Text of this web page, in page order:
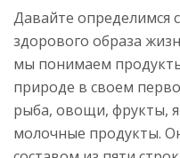
Давайте определимся
здорового образа
мы понимаем
природе в своем
рыба, овощи, фрукты,
молочные продукты.